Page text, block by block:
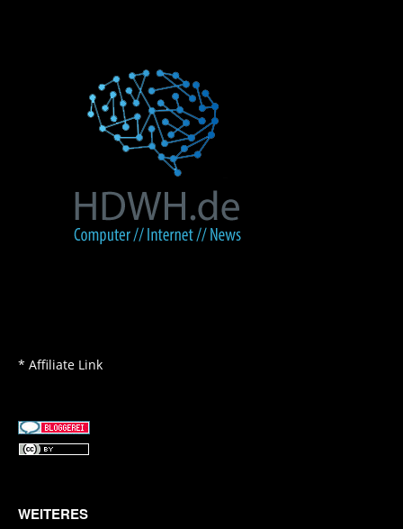
* Affiliate Link
WEITERES